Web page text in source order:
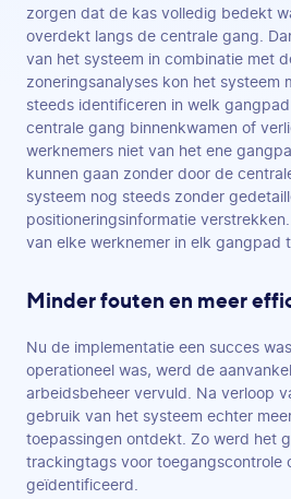
zorgen dat de kas volledig bedekt
overdekt langs de centrale gang.
van het systeem in combinatie met
zoneringsanalyses kon het systeem
steeds identificeren in welk
centrale gang binnenkwamen of
werknemers niet van het ene
kunnen gaan zonder door de
systeem nog steeds zonder
positioneringsinformatie
van elke werknemer in elk gangpad
Minder fouten en meer
Nu de implementatie een succes
operationeel was, werd de
arbeidsbeheer vervuld. Na verloop
gebruik van het systeem echter
toepassingen ontdekt. Zo werd het
trackingtags voor toegangscontrole
geïdentificeerd.